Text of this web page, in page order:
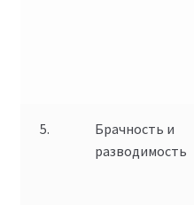
5.
Брачность и
разводимость